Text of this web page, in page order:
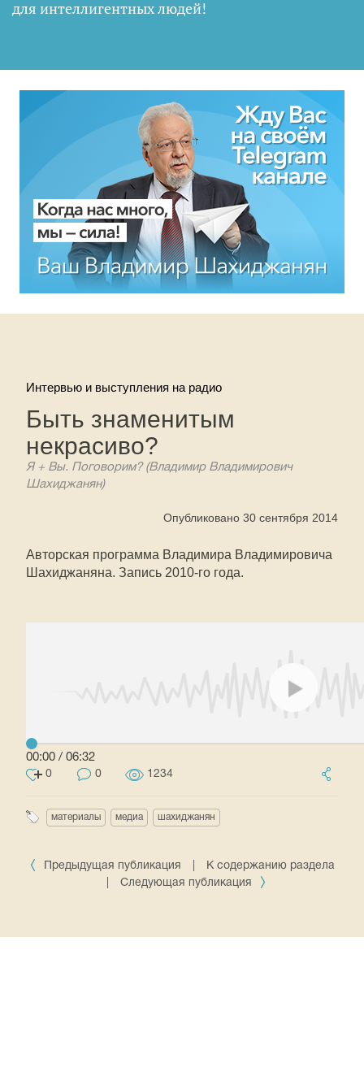
для интеллигентных людей!
Интервью и выступления на радио
Быть знаменитым
некрасиво?
Я + Вы. Поговорим? (Владимир Владимирович
Шахиджанян)
Опубликовано 30 сентября 2014
Авторская программа Владимира Владимировича
Шахиджаняна. Запись 2010-го года.
00:00 / 06:32
0 0 1234
материалы медиа шахиджанян
Предыдущая публикация
К содержанию раздела
Следующая публикация